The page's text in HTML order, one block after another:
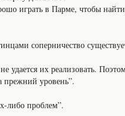
играть в Парме, чтобы
соперничество
удается их реализовать.
прежний уровень”.
либо проблем”.